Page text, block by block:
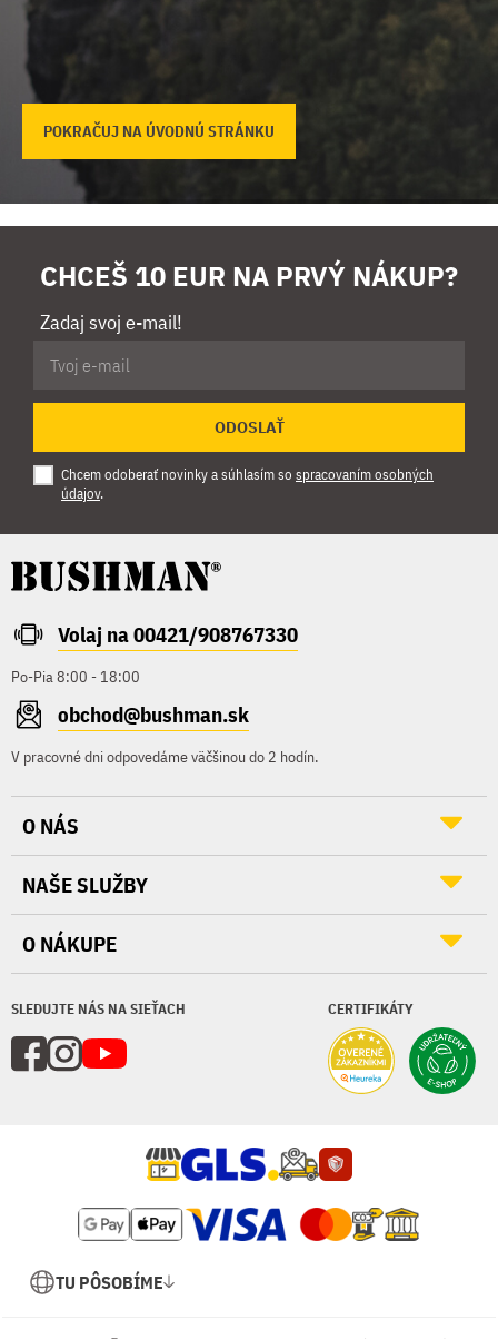
POKRAČUJ NA ÚVODNÚ STRÁNKU
CHCEŠ 10 EUR NA PRVÝ NÁKUP?
Zadaj svoj e-mail!
ODOSLAŤ
Chcem odoberať novinky a súhlasím so spracovaním osobných
údajov.
Volaj na 00421/908767330
Po-Pia 8:00 - 18:00
obchod@bushman.sk
V pracovné dni odpovedáme väčšinou do 2 hodín.
SLEDUJTE NÁS NA SIEŤACH CERTIFIKÁTY
O NÁS
NAŠE SLUŽBY
O NÁKUPE
TU PÔSOBÍME